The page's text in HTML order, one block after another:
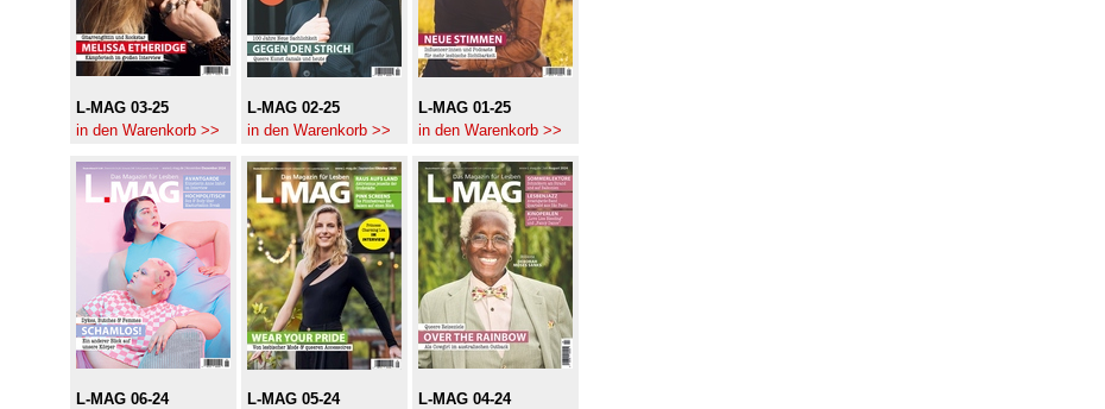
L-MAG 03-25
in den Warenkorb >>
L-MAG 02-25
in den Warenkorb >>
L-MAG 01-25
in den Warenkorb >>
L-MAG 06-24
L-MAG 05-24
L-MAG 04-24